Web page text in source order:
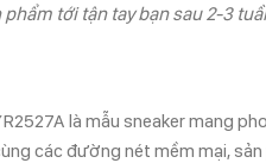
tới tận tay bạn sau 2-3
là mẫu sneaker
các đường nét mềm mại,